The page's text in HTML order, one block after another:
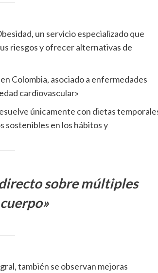
un servicio especializado que
riesgos y ofrecer alternativas de
Colombia, asociado a enfermedades
cardiovascular»
únicamente con dietas
sostenibles en los hábitos y
sobre múltiples
también se observan mejoras